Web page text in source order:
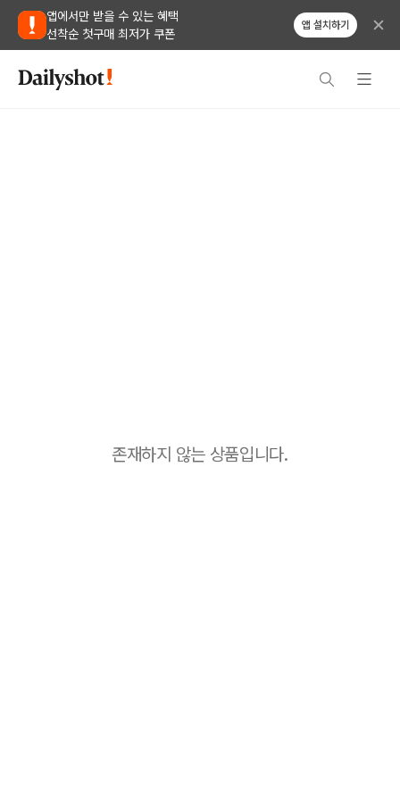
앱에서만 받을 수 있는 혜택
선착순 첫구매 최저가 쿠폰
앱 설치하기
존재하지 않는 상품입니다.